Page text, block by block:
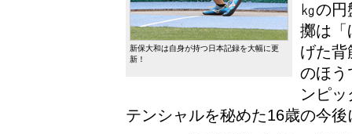
新保大和は自身が持つ日本記録を大幅に更
新！
㎏の
擲は「
げた背
のほう
ンピ
テンシャルを秘めた16歳の今